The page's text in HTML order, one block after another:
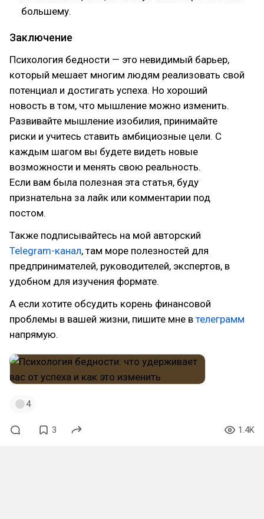
большему.
Заключение
Психология бедности — это невидимый барьер,
который мешает многим людям реализовать свой
потенциал и достигать успеха. Но хороший
новость в том, что мышление можно изменить.
Развивайте мышление изобилия, принимайте
риски и учитесь ставить амбициозные цели. С
каждым шагом вы будете видеть новые
возможности и менять свою реальность.
Если вам была полезная эта статья, буду
признательна за лайк или комментарии под
постом.
Также подписывайтесь на мой авторский
Telegram-канал, там море полезностей для
предпринимателей, руководителей, экспертов, в
удобном для изучения формате.
А если хотите обсудить корень финансовой
проблемы в вашей жизни, пишите мне в телеграмм
напрямую.
4
3 1.4K